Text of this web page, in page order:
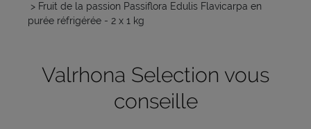
> Fruit de la passion Passiflora Edulis Flavicarpa en
purée réfrigérée - 2 x 1 kg
Valrhona Selection vous
conseille